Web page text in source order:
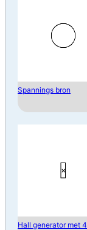
Spannings bron
Hall generator met 4